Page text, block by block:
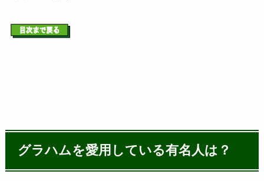
グラハムを愛用している有名人は？